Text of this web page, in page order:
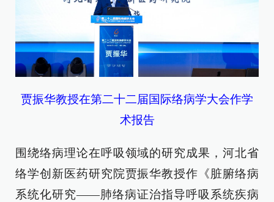
贾振华教授在第二十二届国际络病学大会作学
术报告
围绕络病理论在呼吸领域的研究成果，河北省
络学创新医药研究院贾振华教授作《脏腑络病
系统化研究——肺络病证治指导呼吸系统疾病